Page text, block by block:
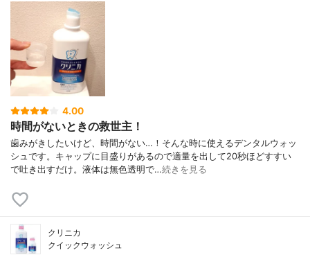
4.00
時間がないときの救世主！
歯みがきしたいけど、時間がない…！そんな時に使えるデンタルウォッ
シュです。キャップに目盛りがあるので適量を出して20秒ほどすすい
で吐き出すだけ。液体は無色透明で…続きを見る
クリニカ
クイックウォッシュ